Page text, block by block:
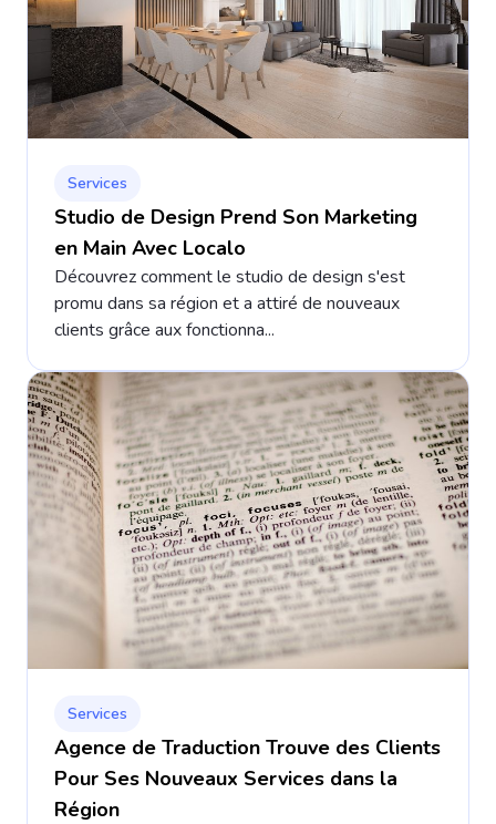
Services
Studio de Design Prend Son Marketing
en Main Avec Localo
Découvrez comment le studio de design s'est
promu dans sa région et a attiré de nouveaux
clients grâce aux fonctionna...
Services
Agence de Traduction Trouve des Clients
Pour Ses Nouveaux Services dans la
Région